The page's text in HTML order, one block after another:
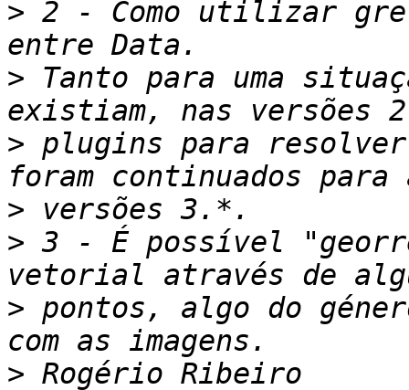
> 2 - Como utilizar
> Tanto para uma
> plugins para
>
> 3 - É possível
> pontos, algo do
>